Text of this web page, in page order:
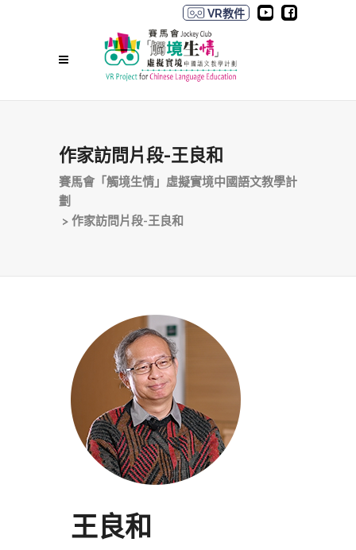
VR教件
作家訪問片段-王良和
賽馬會「觸境生情」虛擬實境中國語文教學計
劃
> 作家訪問片段-王良和
王良和